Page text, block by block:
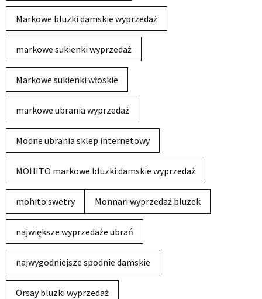
Markowe bluzki damskie wyprzedaż
markowe sukienki wyprzedaż
Markowe sukienki włoskie
markowe ubrania wyprzedaż
Modne ubrania sklep internetowy
MOHITO markowe bluzki damskie wyprzedaż
mohito swetry Monnari wyprzedaż bluzek
największe wyprzedaże ubrań
najwygodniejsze spodnie damskie
Orsay bluzki wyprzedaż